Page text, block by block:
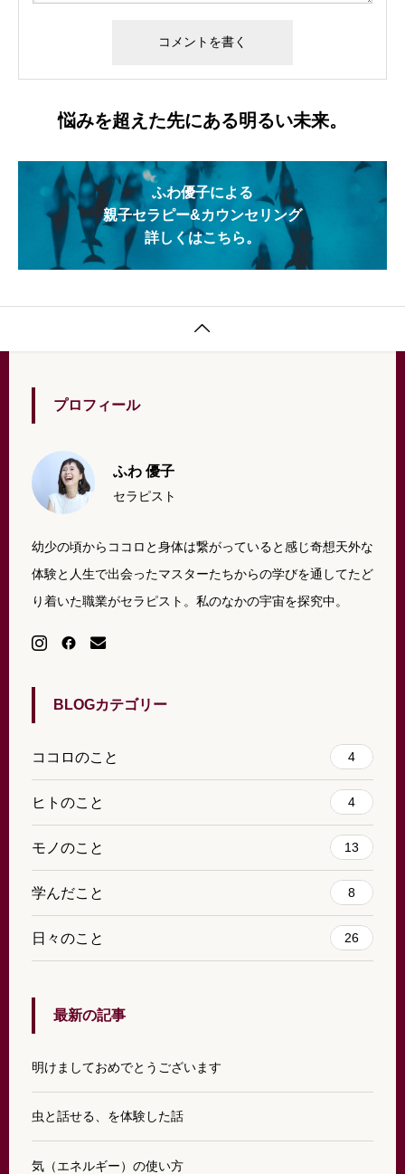
悩みを超えた先にある明るい未来。
ふわ優子による
親子セラピー&カウンセリング
詳しくはこちら。

プロフィール
ふわ 優子
セラピスト
幼少の頃からココロと身体は繋がっていると感じ奇想天外な
体験と人生で出会ったマスターたちからの学びを通してたど
り着いた職業がセラピスト。私のなかの宇宙を探究中。
BLOGカテゴリー
ココロのこと 4
ヒトのこと 4
モノのこと 13
学んだこと 8
日々のこと 26
最新の記事
明けましておめでとうございます
虫と話せる、を体験した話
気（エネルギー）の使い方